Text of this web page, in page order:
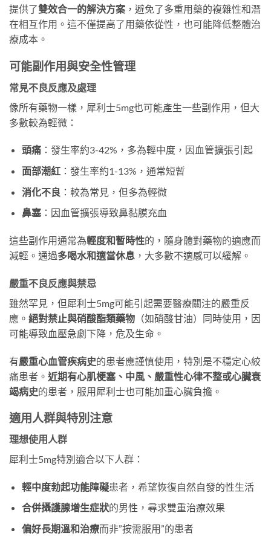
提供了雙效合一的解決方案 ，避免了多重用藥的複雜性和潛
在相互作用。這不僅提高了用藥依從性，也可能降低整體治
療成本。
可能副作用與安全性管理
常見不良反應及處理
像所有藥物一樣，犀利士5mg也可能產生一些副作用，但大
多數較為輕微：
頭痛​：發生率約3-42%，多為輕中度，因血管擴張引起
面部潮紅​：發生率約1-13%，通常短暫
消化不良 ​：較為常見，但多為輕微
鼻塞​：因血管擴張導致鼻黏膜充血
這些副作用通常為輕度和暫時性的，隨身體對藥物的適應而
減輕。通過多喝水和適當休息 ，大多數不適感可以緩解。
嚴重不良反應與禁忌
雖然罕見，但犀利士5mg可能引起需要醫療關注的嚴重反
應。​ 絕對禁止與硝酸酯類藥物 ​（如硝酸甘油）同時使用，因
可能導致血壓急劇下降，危及生命。
有嚴重心血管疾病史的患者應謹慎使用，特別是不穩定心絞
痛患者。​ 近期有心肌梗塞、中風、嚴重性心律不整或心臟衰
竭病史的患者，服用犀利士也可能加重心臟負擔。
適用人群與特別注意
理想使用人群
犀利士5mg特別適合以下人群：
輕中度勃起功能障礙患者，希望恢復自然自發的性生活
合併攝護腺增生症狀的男性，尋求雙重治療效果
偏好長期溫和治療而非”按需服用”的患者